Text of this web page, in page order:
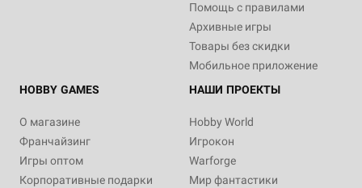
Помощь с правилами
Архивные игры
Товары без скидки
Мобильное приложение
HOBBY GAMES
О магазине
Франчайзинг
Игры оптом
Корпоративные подарки
НАШИ ПРОЕКТЫ
Hobby World
Игрокон
Warforge
Мир фантастики